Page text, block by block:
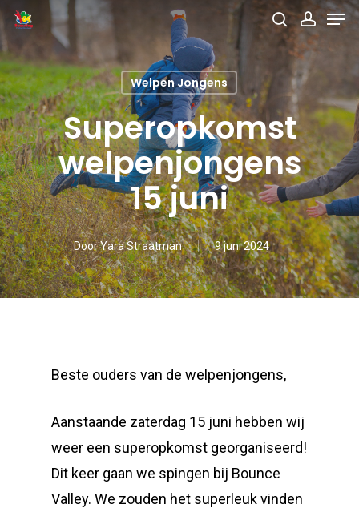
Skip
to
main
content
search
Welpen Jongens
Superopkomst
welpenjongens
15 juni
DoorYara Straatman 9 juni 2024
Beste ouders van de welpenjongens,
Aanstaande zaterdag 15 juni hebben wij
weer een superopkomst georganiseerd!
Dit keer gaan we spingen bij Bounce
Valley. We zouden het superleuk vinden